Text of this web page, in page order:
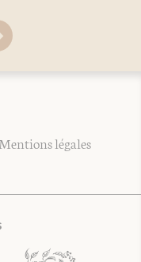
Mentions légales